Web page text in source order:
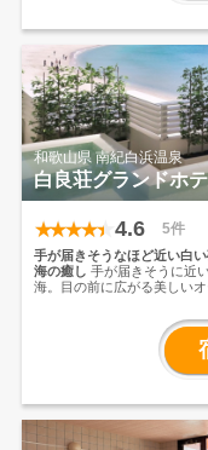
魚貝が楽しめるいけす料理よ
いただけます。
和歌山県 南紀白浜温泉
白良荘グランドホ
4.6 5件
手が届きそうなほど近い白
海の癒し 手が届きそうに近
海。目の前に広がる美しいオ
感。日本三古湯の白浜の湯
折々の海の恵みを活かした創
ご用意。きらめく水面、夕
まる情景、優しい潮騒。心休